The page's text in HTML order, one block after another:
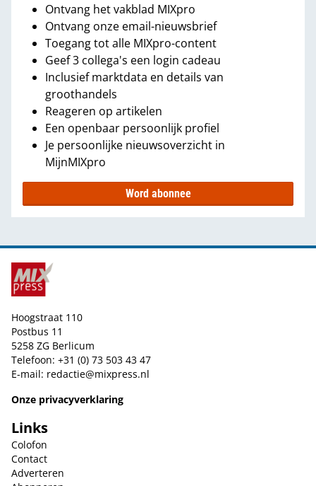
Ontvang het vakblad MIXpro
Ontvang onze email-nieuwsbrief
Toegang tot alle MIXpro-content
Geef 3 collega's een login cadeau
Inclusief marktdata en details van
groothandels
Reageren op artikelen
Een openbaar persoonlijk profiel
Je persoonlijke nieuwsoverzicht in
MijnMIXpro
Word abonnee
Hoogstraat 110
Postbus 11
5258 ZG Berlicum
Telefoon: +31 (0) 73 503 43 47
E-mail: redactie@mixpress.nl
Onze privacyverklaring
Links
Colofon
Contact
Adverteren